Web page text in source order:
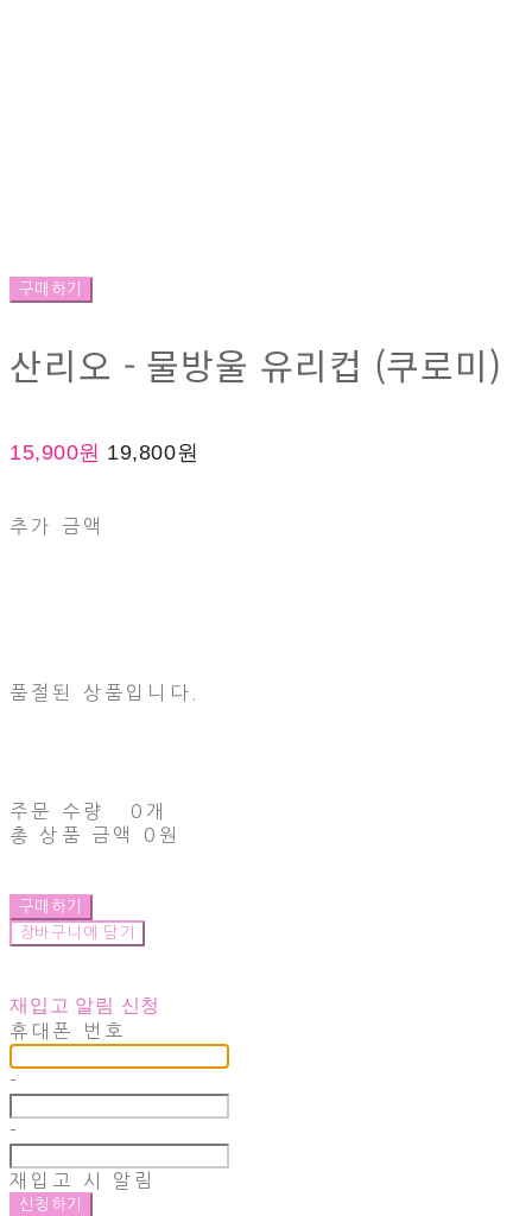
구매하기
산리오 - 물방울 유리컵 (쿠로미)
15,900원 19,800원
추가 금액
품절된 상품입니다.
주문 수량
0개
총 상품 금액
0원
구매하기
장바구니에 담기
재입고 알림 신청
휴대폰 번호
-
-
재입고 시 알림
신청하기